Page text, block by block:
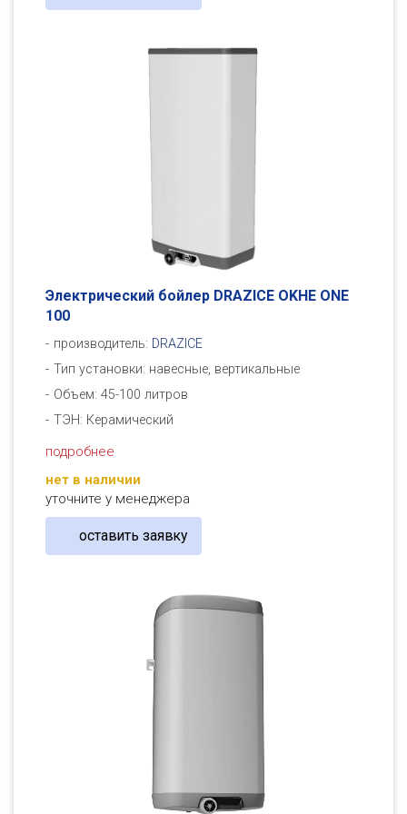
Электрический бойлер DRAZICE OKHE ONE
100
производитель: DRAZICE
Тип установки: навесные, вертикальные
Объем: 45-100 литров
ТЭН: Керамический
подробнее
нет в наличии
уточните у менеджера
оставить заявку